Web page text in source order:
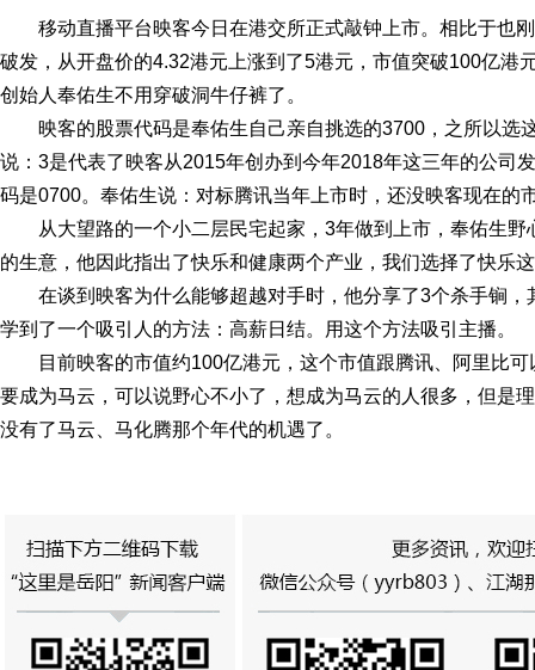
移动直播平台映客今日在港交所正式敲钟上市。相比于也
破发，从开盘价的4.32港元上涨到了5港元，市值突破100亿港
创始人奉佑生不用穿破洞牛仔裤了。
映客的股票代码是奉佑生自己亲自挑选的3700，之所以选
说：3是代表了映客从2015年创办到今年2018年这三年的公司
码是0700。奉佑生说：对标腾讯当年上市时，还没映客现在的
从大望路的一个小二层民宅起家，3年做到上市，奉佑生野
的生意，他因此指出了快乐和健康两个产业，我们选择了快乐
在谈到映客为什么能够超越对手时，他分享了3个杀手锏
学到了一个吸引人的方法：高薪日结。用这个方法吸引主播。
目前映客的市值约100亿港元，这个市值跟腾讯、阿里比
要成为马云，可以说野心不小了，想成为马云的人很多，但是
没有了马云、马化腾那个年代的机遇了。